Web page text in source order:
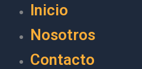
Inicio
Nosotros
Contacto